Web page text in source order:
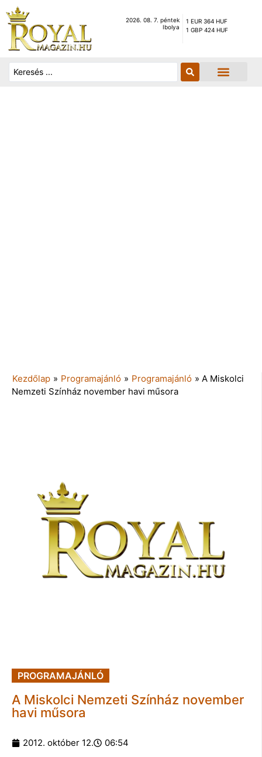
2026. 08. 7. péntek
Ibolya
1 EUR 364 HUF
1 GBP 424 HUF
Kezdőlap » Programajánló » Programajánló » A Miskolci
Nemzeti Színház november havi műsora
PROGRAMAJÁNLÓ
A Miskolci Nemzeti Színház november
havi műsora
2012. október 12. 06:54